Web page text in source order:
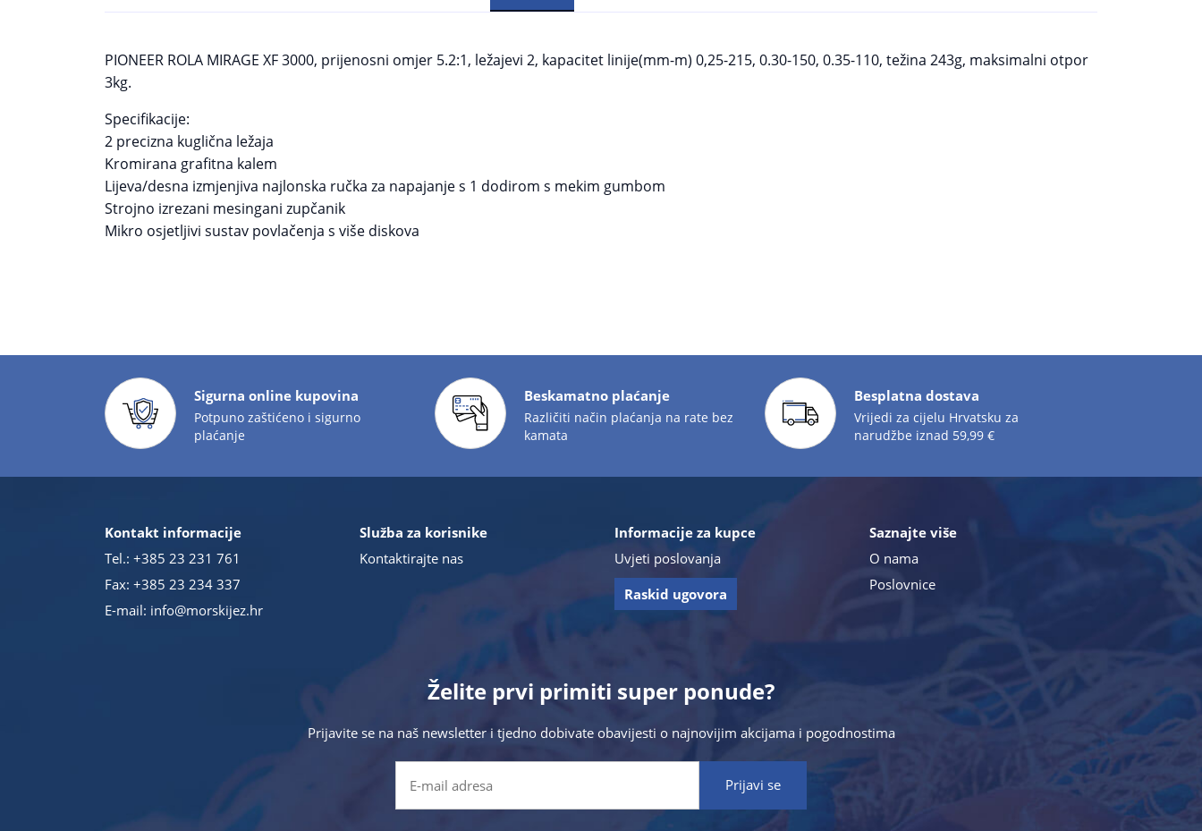
PIONEER ROLA MIRAGE XF 3000, prijenosni omjer 5.2:1, ležajevi 2, kapacitet linije(mm-m) 0,25-215, 0.30-150, 0.35-110, težina 243g, maksimalni otpor
3kg.
Specifikacije:
2 precizna kuglična ležaja
Kromirana grafitna kalem
Lijeva/desna izmjenjiva najlonska ručka za napajanje s 1 dodirom s mekim gumbom
Strojno izrezani mesingani zupčanik
Mikro osjetljivi sustav povlačenja s više diskova
Sigurna online kupovina
Potpuno zaštićeno i sigurno
plaćanje
Beskamatno plaćanje
Različiti način plaćanja na rate bez
kamata
Besplatna dostava
Vrijedi za cijelu Hrvatsku za
narudžbe iznad 59,99 €
Kontakt informacije
Tel.: +385 23 231 761
Fax: +385 23 234 337
E-mail: info@morskijez.hr
Služba za korisnike
Kontaktirajte nas
Informacije za kupce
Uvjeti poslovanja
Raskid ugovora
Saznajte više
O nama
Poslovnice
Želite prvi primiti super ponude?
Prijavite se na naš newsletter i tjedno dobivate obavijesti o najnovijim akcijama i pogodnostima